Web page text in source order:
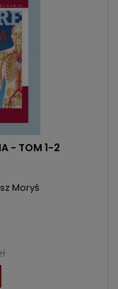
- TOM 1-2
Moryś